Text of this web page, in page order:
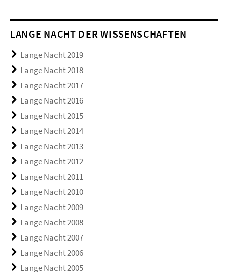
LANGE NACHT DER WISSENSCHAFTEN
Lange Nacht 2019
Lange Nacht 2018
Lange Nacht 2017
Lange Nacht 2016
Lange Nacht 2015
Lange Nacht 2014
Lange Nacht 2013
Lange Nacht 2012
Lange Nacht 2011
Lange Nacht 2010
Lange Nacht 2009
Lange Nacht 2008
Lange Nacht 2007
Lange Nacht 2006
Lange Nacht 2005